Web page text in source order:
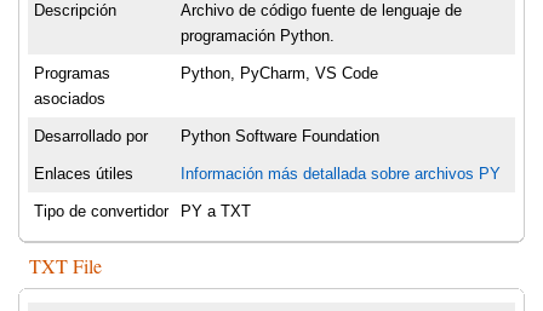
Descripción
Archivo de código fuente de lenguaje de
programación Python.
Programas
asociados
Python, PyCharm, VS Code
Desarrollado por Python Software Foundation
Enlaces útiles Información más detallada sobre archivos PY
Tipo de convertidor PY a TXT
TXT File